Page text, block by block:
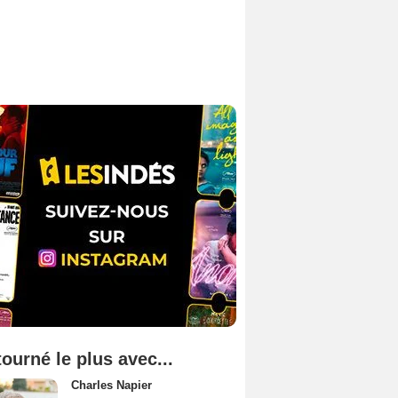
le plus avec...
Charles Napier